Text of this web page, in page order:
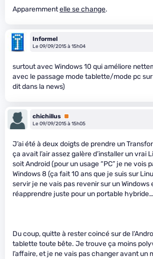
Apparemmentelle se change.
Informel
Le 09/09/2015 à 15h04
surtout avec Windows 10 qui améliore
avec le passage mode tablette/mode pc
dit dans la news)
chichillus Premium
Le 09/09/2015 à 15h05
J’ai été à deux doigts de prendre un
ça avait l’air assez galère d’installer un vrai
soit Android (pour un usage “PC” je ne vois
Windows 8 (ça fait 10 ans que je suis sur
servir je ne vais pas revenir sur un Windows
réapprendre juste pour un portable
Du coup, quitte à rester coincé sur de
tablette toute bête. Je trouve ça moins
l’affaire, et je ne vais pas changer avant un